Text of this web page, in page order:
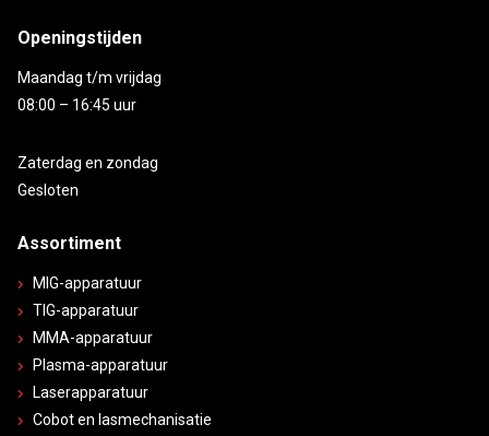
Openingstijden
Maandag t/m vrijdag
08:00 – 16:45 uur
Zaterdag en zondag
Gesloten
Assortiment
MIG-apparatuur
TIG-apparatuur
MMA-apparatuur
Plasma-apparatuur
Laserapparatuur
Cobot en lasmechanisatie